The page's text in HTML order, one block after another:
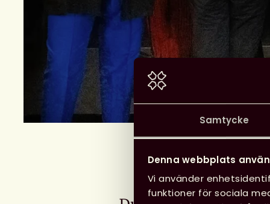
Samtycke
Denna webbplats
Vi använder
funktioner för sociala